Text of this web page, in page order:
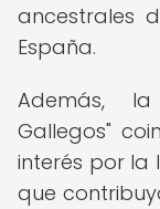
ancestrales
España.
Además,
Gallegos"
interés por la
que